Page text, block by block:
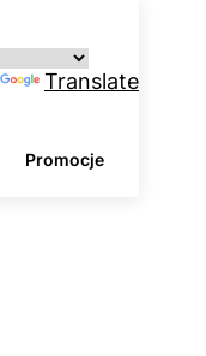
szczegóły
Translate
Promocje